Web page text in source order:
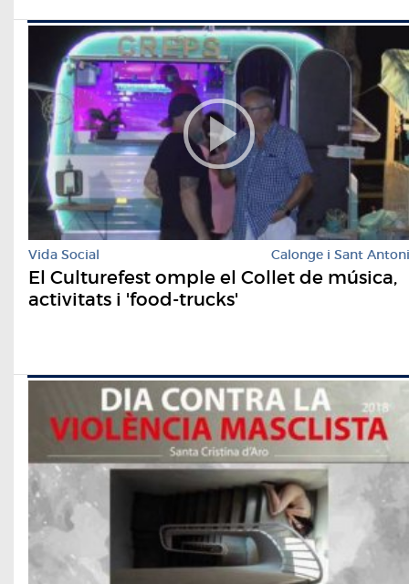
Vida Social Calonge i Sant Antoni
El Culturefest omple el Collet de música,
activitats i 'food-trucks'